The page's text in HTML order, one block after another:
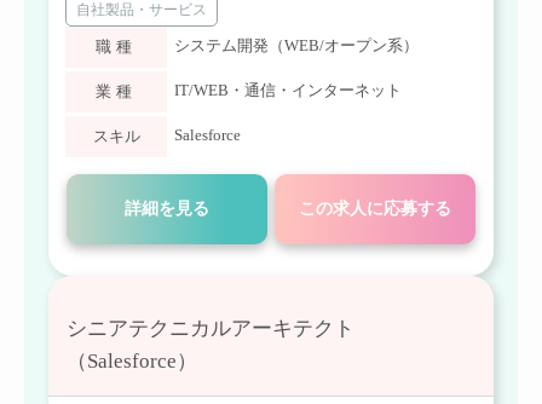
自社製品・サービス
職種 システム開発（WEB/オープン系）
業種 IT/WEB・通信・インターネット
スキル Salesforce
詳細を見る この求人に応募する
シニアテクニカルアーキテクト
（Salesforce）